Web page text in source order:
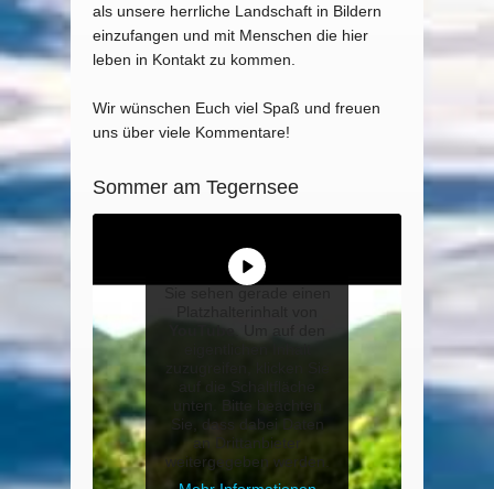
als unsere herrliche Landschaft in Bildern
einzufangen und mit Menschen die hier
leben in Kontakt zu kommen.
Wir wünschen Euch viel Spaß und freuen
uns über viele Kommentare!
Sommer am Tegernsee
YouTube
unten. Bitte beachten
Sie, dass dabei Daten
an Drittanbieter
weitergegeben werden.